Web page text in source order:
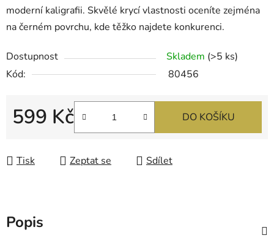
moderní kaligrafii. Skvělé krycí vlastnosti oceníte zejména
na černém povrchu, kde těžko najdete konkurenci.
Dostupnost Skladem (>5 ks)
Kód:
80456
599 Kč DO KOŠÍKU
Tisk Zeptat se Sdílet
Popis